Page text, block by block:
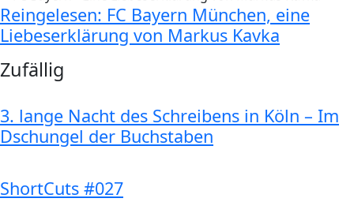
Reingelesen: FC Bayern München, eine
Liebeserklärung von Markus Kavka
Zufällig
3. lange Nacht des Schreibens in Köln – Im
Dschungel der Buchstaben
ShortCuts #027